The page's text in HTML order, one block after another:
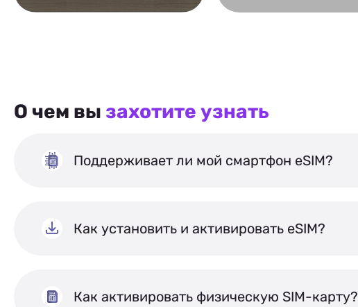
О чем вы захотите узнать
Поддерживает ли мой смартфон eSIM?
Как установить и активировать eSIM?
Как активировать физическую SIM-карту?